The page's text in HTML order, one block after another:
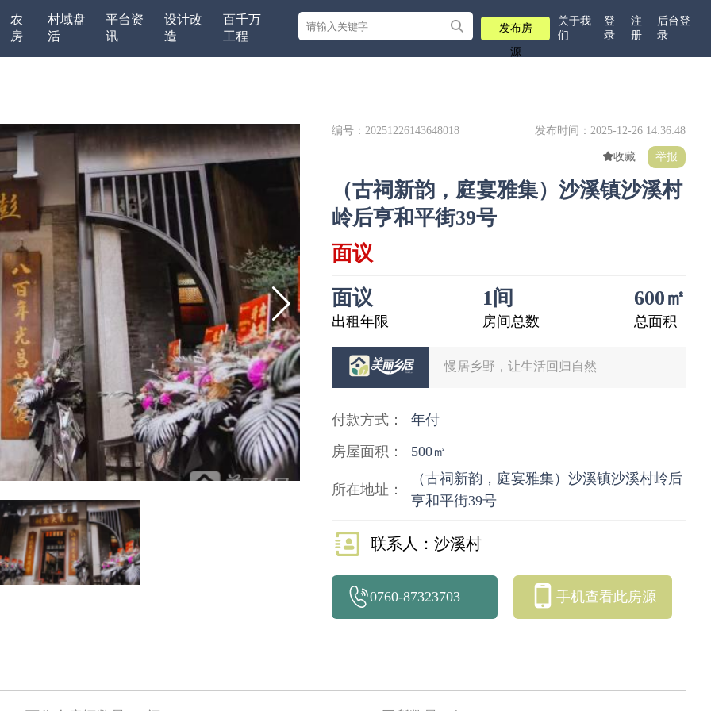
农
房
村域盘
活
平台资
讯
设计改
造
百千万
工程
发布房
源
关于我
们
登
录
注
册
后台登
录
编号：20251226143648018 发布时间：2025-12-26 14:36:48
收藏 举报
（古祠新韵，庭宴雅集）沙溪镇沙溪村
岭后亨和平街39号
面议
面议
出租年限
1间
房间总数
600㎡
总面积
慢居乡野，让生活回归自然
付款方式：
年付
房屋面积：
500㎡
所在地址：
（古祠新韵，庭宴雅集）沙溪镇沙溪村岭后
亨和平街39号
联系人：沙溪村
0760-87323703 手机查看此房源